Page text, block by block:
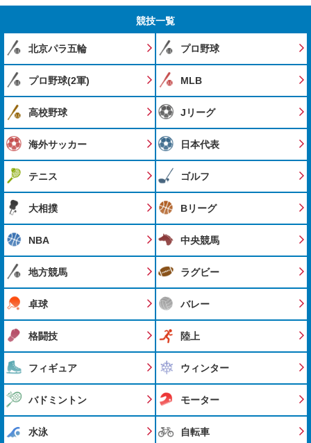
競技一覧
北京パラ五輪 プロ野球
プロ野球(2軍) MLB
高校野球 Jリーグ
海外サッカー 日本代表
テニス ゴルフ
大相撲 Bリーグ
NBA 中央競馬
地方競馬 ラグビー
卓球 バレー
格闘技 陸上
フィギュア ウィンター
バドミントン モーター
水泳 自転車